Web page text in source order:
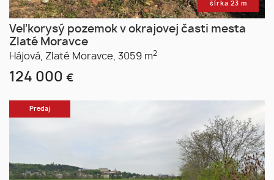
šírka 23 m
Veľkorysý pozemok v okrajovej časti mesta
Zlaté Moravce
Hájová, Zlaté Moravce, 3059 m2
124 000 €
Predaj